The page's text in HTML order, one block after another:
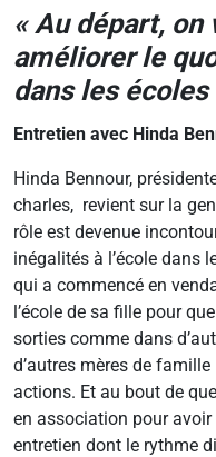
« Au départ,
améliorer le
dans les écoles
Entretien avec Hinda
Hinda Bennour,
charles, revient sur la
rôle est devenue
inégalités à l’école dans
qui a commencé en
l’école de sa fille pour
sorties comme dans
d’autres mères de
actions. Et au bout de
en association pour
entretien dont le rythme